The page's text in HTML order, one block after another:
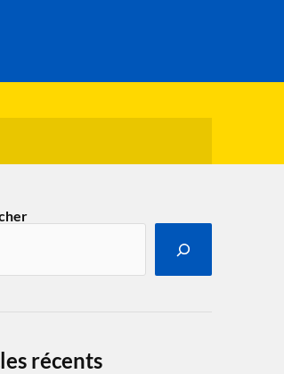
récents